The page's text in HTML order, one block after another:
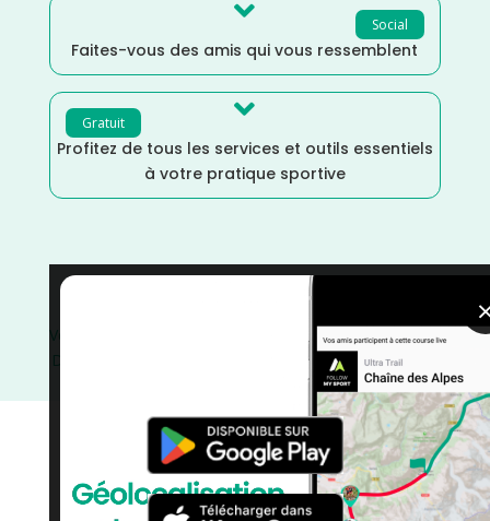
Social

Faites-vous des amis qui vous ressemblent
Gratuit 
Profitez de tous les services et outils essentiels
à votre pratique sportive
Vertical
Distance Marathon/
Distance Faible
Dénivelé Montagne